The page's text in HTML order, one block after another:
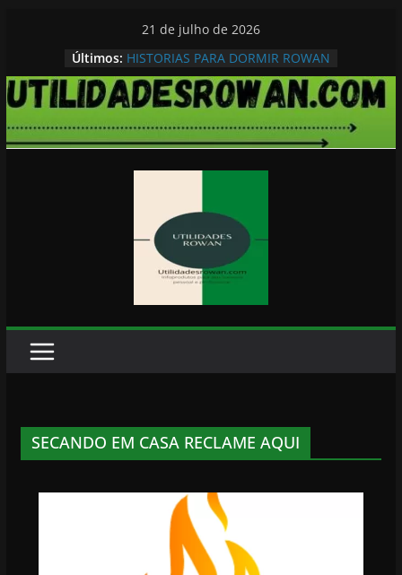
conteúdo
21 de julho de 2026
Últimos: HISTORIAS PARA DORMIR ROWAN
SECANDO EM CASA RECLAME AQUI